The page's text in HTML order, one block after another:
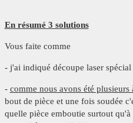
En résumé 3 solutions
Vous faite comme
- j'ai indiqué découpe laser
- comme nous avons été
bout de pièce et une fois soudée
quelle pièce emboutie surtout